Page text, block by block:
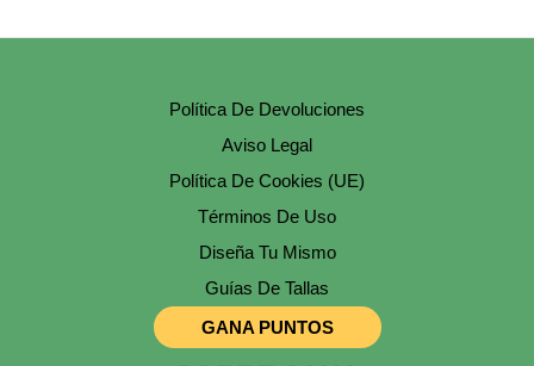
Política De Devoluciones
Aviso Legal
Política De Cookies (UE)
Términos De Uso
Diseña Tu Mismo
Guías De Tallas
GANA PUNTOS